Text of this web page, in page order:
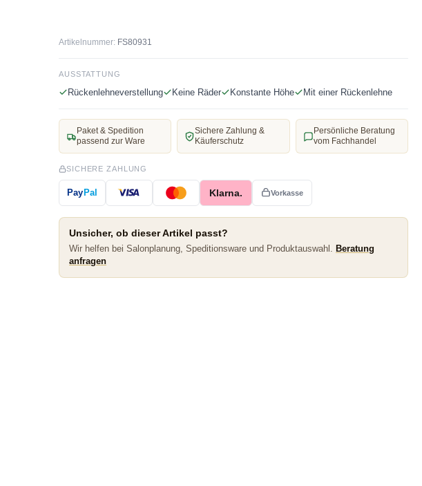
Artikelnummer: FS80931
AUSSTATTUNG
Rückenlehneverstellung Keine Räder Konstante Höhe Mit einer Rückenlehne
Paket & Spedition
passend zur Ware
Sichere Zahlung &
Käuferschutz
Persönliche Beratung
vom Fachhandel
SICHERE ZAHLUNG
PayPal Klarna. Vorkasse
Unsicher, ob dieser Artikel passt?
Wir helfen bei Salonplanung, Speditionsware und Produktauswahl. Beratung
anfragen